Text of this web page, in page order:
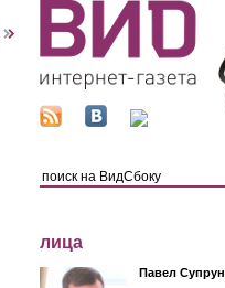
лица
Павел Супрун